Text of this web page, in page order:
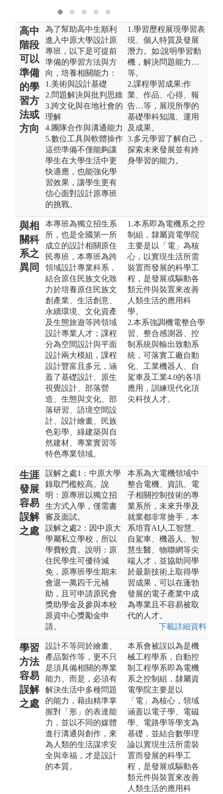
高中
階段
可以
準備
的學
習方
法或
方向
為了幫助高中生順利
進入中原大學設計原
專班，以下是可提前
準備的學習方法與方
向，培養相關能力：
1.美術與設計基礎
2.問題解決與批判思維
3.跨文化與在地社會的
理解
4.團隊合作與溝通能力
5.數位工具與軟體操作
這些準備不僅能夠讓
學生在大學生活中更
快適應，也能強化學
習效果，讓學生更有
信心面對設計原專班
的挑戰。
1.學習歷程展現學習表
現、個人特質及發展
潛力。如:說明學習動
機，解決問題能力…
等。
2.課程學習成果:作
業、作品、心得、報
告…等，展現所學的
基礎學科知識、運用
及成果。
3.多元學習了解自己，
探索未來發展並有終
身學習的能力。
與相
關科
系之
異同
本專班為獨立招生系
所，也是全國第一所
成立的設計相關原住
民專班，本專班為跨
領域設計專業科系，
結合原住民族文化致
力於培養原住民族文
創產業、生活創意、
永續環境、文化資產
及生態旅遊等跨領域
設計專業人才；課程
分為空間設計與平面
設計兩大模組，課程
設計豐富且多元，涵
蓋了基礎設計、原生
視覺設計、部落營
造、生態與文化、部
落研習、語境空間設
計、設計繪畫、民族
色彩學、綠建築與自
然建材、專業實習等
特色專業領域。
1.本系即為電機系之控
制組，隸屬資電學院
主要是以「電」為核
心，以實現生活所需
裝置而發展的科學工
程，是發展或驅動各
類元件與裝置來改善
人類生活的應用科
學。
2.本系強調機電整合學
習、整合感測器、控
制系統與輸出致動系
統，可落實工廠自動
化、工業機器人、自
駕車及工業4.0的各項
應用，訓練現代化頂
尖科技人才。
生涯
發展
容易
誤解
之處
誤解之處1：中原大學
錄取門檻較高。說
明：原專班以獨立招
生方式入學，僅需書
審及面試。
誤解之處2：因中原大
學屬私立學校，所以
學費較貴。說明：原
住民學生可優待減
免，原專班學生期末
會退一萬四千元補
助，且可申請原民會
獎助學金及參與本校
原資中心獎勵金申
請。
本系為大電機領域中
整合電機、資訊、電
子相關控制技術的專
業系所，未來升學及
就業都非常搶手，本
系培育AI人工智慧、
自駕車、機器人、智
慧生醫、物聯網等尖
端人才，並協助同學
於最新技術上取得學
習成果，可以在蓬勃
發展的電子產業中成
為專業且不容易被取
代的人才。
下載詳細資料
學習
方法
容易
誤解
之處
設計不等同於繪畫、
產品製作等，更不只
是須具備相關的專業
能力。而是，必須有
解決生活中多種問題
的能力，藉由精準掌
握對「形」的表達能
力，並以不同的媒體
進行溝通與創作，來
為人類的生活謀求安
全與幸福，才是設計
的本質。
本系會被誤以為是機
械工程學系，自動控
制工程學系即為電機
系之控制組，隸屬資
電學院主要是以
「電」為核心，領域
涵蓋以電子學、電磁
學、電路學等學支為
基礎，並結合數學理
論以實現生活所需裝
置而發展的科學工
程，是發展或驅動各
類元件與裝置來改善
人類生活的應用科